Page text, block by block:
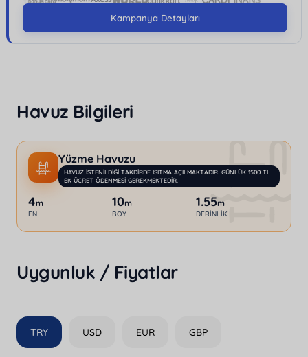
Kampanya Detayları
Havuz Bilgileri
Yüzme Havuzu
HAVUZ ISTENILDIĞI TAKDIRDE ISITMA AÇILMAKTADIR. GÜNLÜK 1500 TL
EK ÜCRET ÖDENMESI GEREKMEKTEDIR.
4m
EN
10m
BOY
1.55m
DERINLIK
Uygunluk / Fiyatlar
TRY USD EUR GBP